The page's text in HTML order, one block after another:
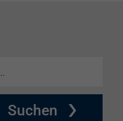
Suchen